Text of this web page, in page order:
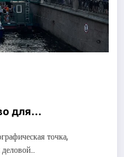
для
точка,